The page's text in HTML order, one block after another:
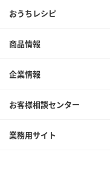
おうちレシピ
商品情報
企業情報
お客様相談センター
業務用サイト